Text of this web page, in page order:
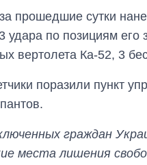
прошедшие сутки
удара по позициям
вертолета Ка-52, 3
поразили пункт
граждан
места лишения